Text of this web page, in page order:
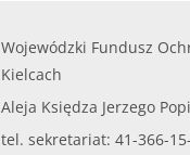
Wojewódzki Fundusz
Kielcach
Aleja Księdza Jerzego
tel. sekretariat: 41-366-